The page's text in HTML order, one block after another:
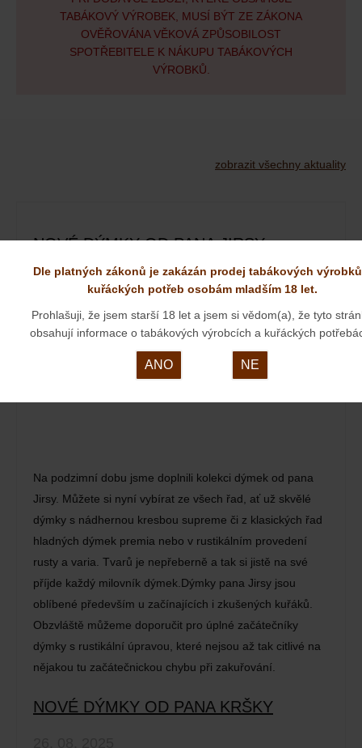
TABÁKOVÝ VÝROBEK, MUSÍ BÝT ZE ZÁKONA
OVĚŘOVÁNA VĚKOVÁ ZPŮSOBILOST
SPOTŘEBITELE K NÁKUPU TABÁKOVÝCH
VÝROBKŮ.
zobrazit všechny aktuality
NOVÉ DÝMKY OD PANA JIRSY
01. 09. 2025
Na podzimní dobu jsme doplnili kolekci dýmek od pana
Jirsy. Můžete si nyní vybírat ze všech řad, ať už skvělé
dýmky s nádhernou kresbou supreme či z klasických řad
hladných dýmek premia nebo v rustikálním provedení
rusty a varia. Tvarů je nepřeberně a tak si jistě na své
příjde každý milovník dýmek.Dýmky pana Jirsy jsou
oblíbené především u začínajících i zkušených kuřáků.
Obzvláště můžeme doporučit pro úplné začátečníky
dýmky s rustikální úpravou, které nejsou až tak citlivé na
nějakou tu začátečnickou chybu při zakuřování.
NOVÉ DÝMKY OD PANA KRŠKY
Dle platných zákonů je zakázán prodej tabákových
kuřáckých potřeb osobám mladším 18 let.
Prohlašuji, že jsem starší 18 let a jsem si vědom(a), že tyto
obsahují informace o tabákových výrobcích a kuřáckých
ANO NE